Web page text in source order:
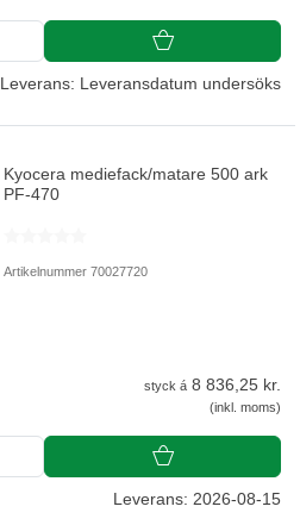
Leverans: Leveransdatum undersöks
Kyocera mediefack/matare 500 ark
PF-470
Artikelnummer 70027720
styck á 8 836,25 kr.
(inkl. moms)
Leverans: 2026-08-15